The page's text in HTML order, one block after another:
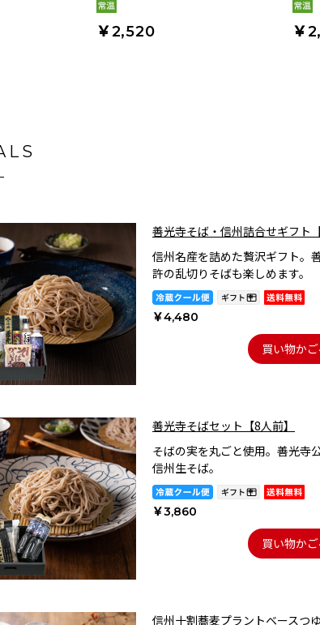
￥2,520 ￥
善光寺そば・信州詰合せギフト
信州名産を詰めた贅沢ギフト。
許の乱切りそばも楽しめます。
￥4,480
買い物か
善光寺そばセット【8人前】
そばの実を丸ごと使用。善光寺
信州生そば。
￥3,860
買い物か
信州十割蕎麦プラントベースつ